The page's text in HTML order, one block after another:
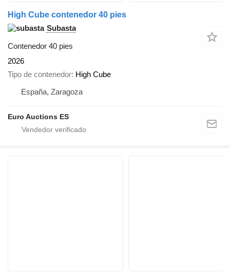
High Cube contenedor 40 pies
Subasta
Contenedor 40 pies
2026
Tipo de contenedor High Cube
España, Zaragoza
Euro Auctions ES